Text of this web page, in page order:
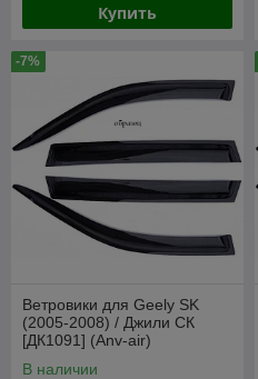
Купить
-7%
Ветровики для Geely SK
(2005-2008) / Джили СК
[ДК1091] (Anv-air)
В наличии